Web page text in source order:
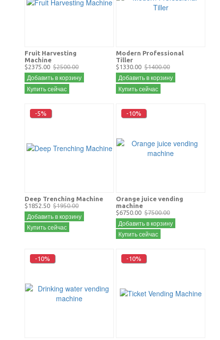
Fruit Harvesting
Machine
$2375.00 $2500.00
Добавить в корзину
Купить сейчас
Modern Professional
Tiller
$1330.00 $1400.00
Добавить в корзину
Купить сейчас
-5%
Deep Trenching Machine
$1852.50 $1950.00
Добавить в корзину
Купить сейчас
-10%
Orange juice vending
machine
$6750.00 $7500.00
Добавить в корзину
Купить сейчас
-10% -10%